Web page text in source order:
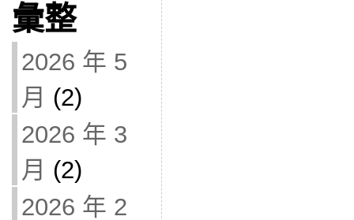
彙整
2026 年 5
月 (2)
2026 年 3
月 (2)
2026 年 2